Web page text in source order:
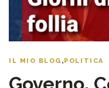
IL MIO BLOG , POLITICA
Governo.